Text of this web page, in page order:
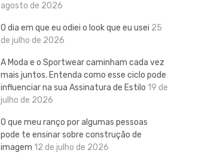
agosto de 2026
O dia em que eu odiei o look que eu usei 25
de julho de 2026
A Moda e o Sportwear caminham cada vez
mais juntos. Entenda como esse ciclo pode
influenciar na sua Assinatura de Estilo 19 de
julho de 2026
O que meu ranço por algumas pessoas
pode te ensinar sobre construção de
imagem 12 de julho de 2026